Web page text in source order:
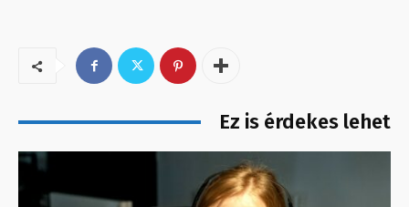
Ez is érdekes lehet